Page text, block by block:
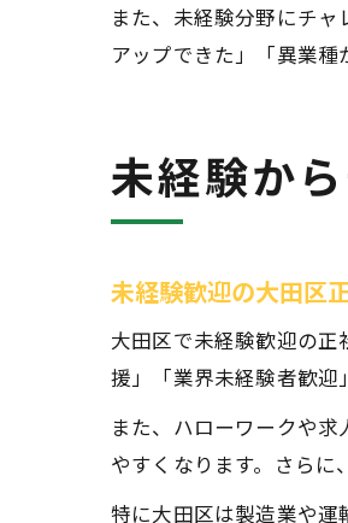
また、未経験分野にチ
アップできた」「異業種
未経験か
未経験歓迎の大田区
大田区で未経験歓迎の
援」「業界未経験者歓迎
また、ハローワークや
やすくなります。さらに
特に大田区は製造業や